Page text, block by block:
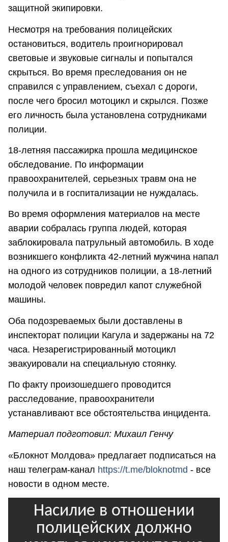
защитной экипировки.
Несмотря на требования полицейских
остановиться, водитель проигнорировал
световые и звуковые сигналы и попытался
скрыться. Во время преследования он не
справился с управлением, съехал с дороги,
после чего бросил мотоцикл и скрылся. Позже
его личность была установлена сотрудниками
полиции.
18-летняя пассажирка прошла медицинское
обследование. По информации
правоохранителей, серьезных травм она не
получила и в госпитализации не нуждалась.
Во время оформления материалов на месте
аварии собралась группа людей, которая
заблокировала патрульный автомобиль. В ходе
возникшего конфликта 42-летний мужчина напал
на одного из сотрудников полиции, а 18-летний
молодой человек повредил капот служебной
машины.
Оба подозреваемых были доставлены в
инспекторат полиции Кагула и задержаны на 72
часа. Незарегистрированный мотоцикл
эвакуировали на специальную стоянку.
По факту произошедшего проводится
расследование, правоохранители
устанавливают все обстоятельства инцидента.
Материал подготовил: Михаил Генчу
«Блокнот Молдова» предлагает подписаться на
наш телеграм-канал https://t.me/bloknotmd - все
новости в одном месте.